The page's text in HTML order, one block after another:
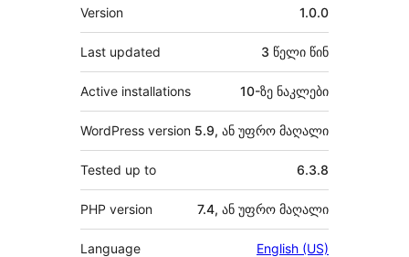
Version 1.0.0
Last updated 3 წელი წინ
Active installations 10-ზე ნაკლები
WordPress version 5.9, ან უფრო მაღალი
Tested up to 6.3.8
PHP version 7.4, ან უფრო მაღალი
Language English (US)